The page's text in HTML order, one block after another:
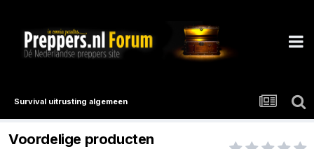
Survival uitrusting algemeen
Voordelige producten